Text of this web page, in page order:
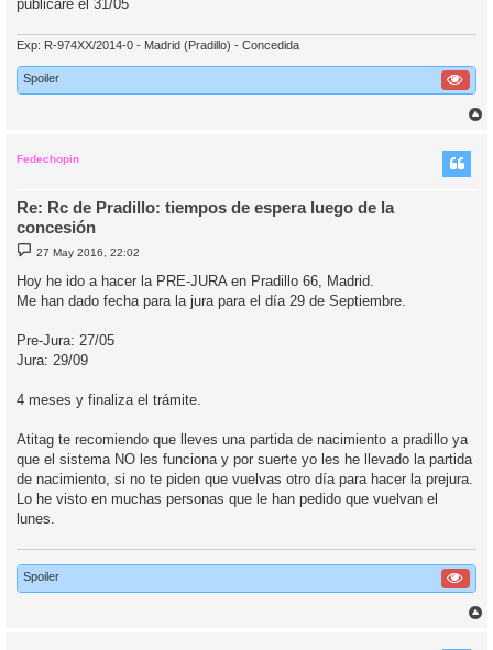
publicaré el 31/05
Exp: R-974XX/2014-0 - Madrid (Pradillo) - Concedida
Spoiler
Fedechopin
Re: Rc de Pradillo: tiempos de espera luego de la
concesión
M
s
a
27 May 2016, 22:02
Hoy he ido a hacer la PRE-JURA en Pradillo 66, Madrid.
Me han dado fecha para la jura para el día 29 de Septiembre.
Pre-Jura: 27/05
Jura: 29/09
4 meses y finaliza el trámite.
Atitag te recomiendo que lleves una partida de nacimiento a pradillo ya
que el sistema NO les funciona y por suerte yo les he llevado la partida
de nacimiento, si no te piden que vuelvas otro día para hacer la prejura.
Lo he visto en muchas personas que le han pedido que vuelvan el
lunes.
Spoiler